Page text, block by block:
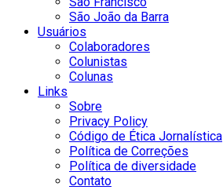
São João da Barra
Usuários
Colaboradores
Colunistas
Colunas
Links
Sobre
Privacy Policy
Código de Ética Jornalística
Política de Correções
Política de diversidade
Contato